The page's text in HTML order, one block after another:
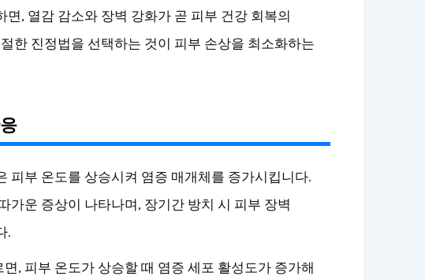
면, 열감 감소와 장벽 강화가 곧 피부 건강 회복의
한 진정법을 선택하는 것이 피부 손상을 최소화하는
피부 온도를 상승시켜 염증 매개체를 증가시킵니다.
가운 증상이 나타나며, 장기간 방치 시 피부 장벽
.
, 피부 온도가 상승할 때 염증 세포 활성도가 증가해